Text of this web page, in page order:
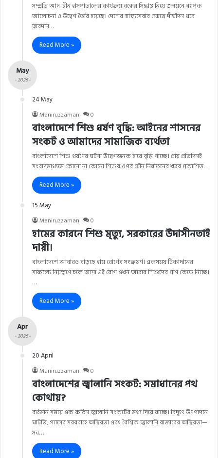
সম্প্রতি আদ-দ্বীন হাসপাতালের কার্যক্রম বন্ধের সিদ্ধান্ত নিয়ে জনমনে ব্যাপক
আলোচনা ও উদ্বেগ তৈরি হয়েছে। দেশের স্বাস্থ্যসেবার ক্ষেত্রে দীর্ঘদিন ধরে
অবদান…
Read More »
May
- 2026 -
24 May
Maniruzzaman 0
বাংলাদেশে শিশু ধর্ষণ বৃদ্ধি: আইনের শাসনের
সংকট ও আমাদের সামাজিক ব্যর্থতা
বাংলাদেশে শিশু ধর্ষণের ঘটনা উদ্বেগজনক হারে বৃদ্ধি পাচ্ছে। প্রায় প্রতিদিনই
সংবাদমাধ্যমে কোনো না কোনো শিশুর ওপর যৌন নির্যাতনের খবর প্রকাশিত…
Read More »
15 May
Maniruzzaman 0
হামের কারনে শিশু মৃত্যু, সরকারের উদাসীনতাই
দায়ী।
বাংলাদেশে আবারও বাড়ছে হাম রোগের সংক্রমণ। একসময় টিকাদানের
সাফল্যে নিয়ন্ত্রণে চলে আসা এই রোগ এখন আবার শিশুদের প্রাণ কেড়ে নিচ্ছে।
…
Read More »
Apr
- 2026 -
20 April
Maniruzzaman 0
বাংলাদেশের জ্বালানি সংকট: সমাধানের পথ
কোথায়?
বর্তমান সময়ে এক কঠিন জ্বালানি সংকটের মধ্য দিয়ে যাচ্ছে। বিদ্যুৎ উৎপাদনে
ঘাটতি, গ্যাসের সরবরাহে অস্থিরতা এবং বৈশ্বিক জ্বালানি বাজারের অস্থিরতা—
সব…
Read More »